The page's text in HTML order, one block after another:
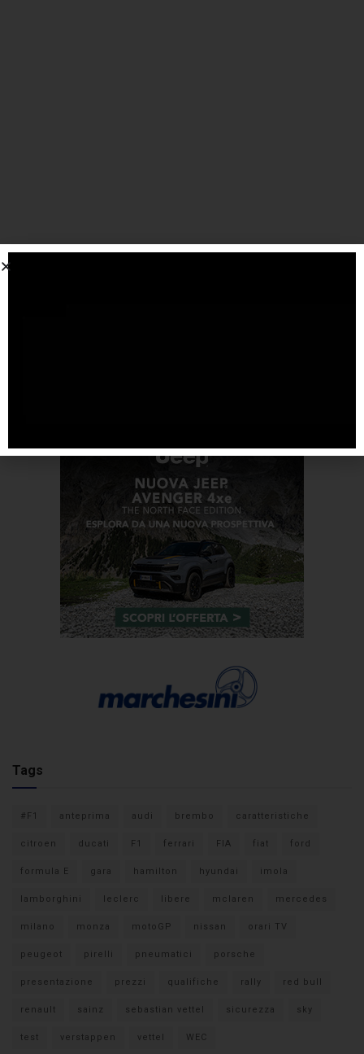
Tags
#F1 anteprima audi brembo caratteristiche
citroen ducati F1 ferrari FIA fiat ford
formula E gara hamilton hyundai imola
lamborghini leclerc libere mclaren mercedes
milano monza motoGP nissan orari TV
peugeot pirelli pneumatici porsche
presentazione prezzi qualifiche rally red bull
renault sainz sebastian vettel sicurezza sky
test verstappen vettel WEC